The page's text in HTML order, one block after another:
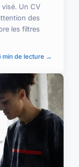
Un CV
des
les filtres
min de lecture →